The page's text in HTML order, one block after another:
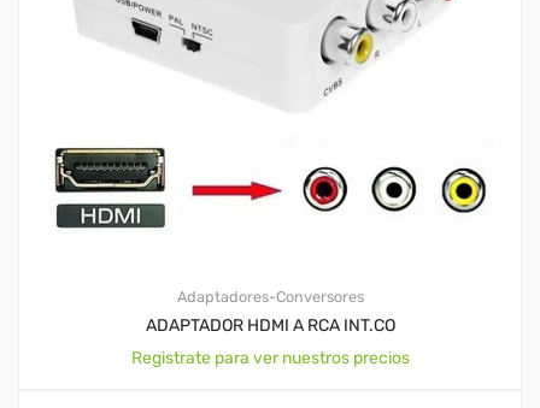
Adaptadores-Conversores
ADAPTADOR HDMI A RCA INT.CO
Registrate para ver nuestros precios